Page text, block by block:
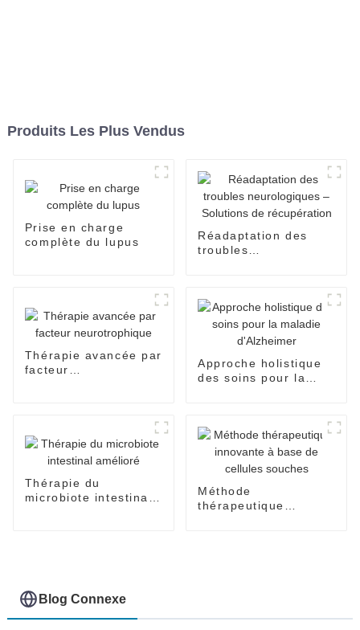
Produits Les Plus Vendus
Prise en charge
complète du lupus
Réadaptation des
troubles
Thérapie avancée par
facteur
Approche holistique
des soins pour la
Thérapie du
microbiote intestinal
Méthode
thérapeutique
Blog Connexe